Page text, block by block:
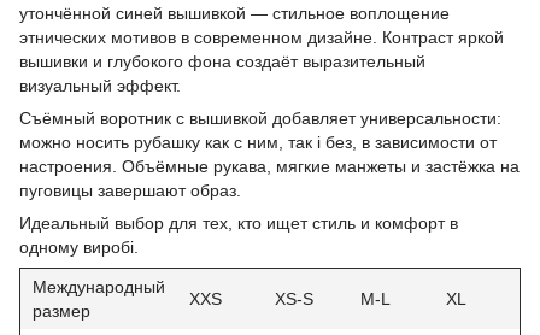
утончённой синей вышивкой — стильное воплощение
этнических мотивов в современном дизайне. Контраст яркой
вышивки и глубокого фона создаёт выразительный
визуальный эффект.
Съёмный воротник с вышивкой добавляет универсальности:
можно носить рубашку как с ним, так і без, в зависимости от
настроения. Объёмные рукава, мягкие манжеты и застёжка на
пуговицы завершают образ.
Идеальный выбор для тех, кто ищет стиль и комфорт в
одному виробі.
Международный
размер
XXS XS-S M-L XL